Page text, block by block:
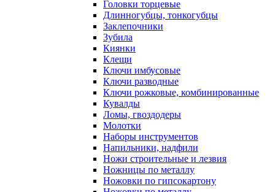
Головки торцевые
Длинногубцы, тонкогубцы
Заклепочники
Зубила
Киянки
Клещи
Ключи имбусовые
Ключи разводные
Ключи рожковые, комбинированные
Кувалды
Ломы, гвоздодеры
Молотки
Наборы инструментов
Напильники, надфили
Ножи строительные и лезвия
Ножницы по металлу
Ножовки по гипсокартону